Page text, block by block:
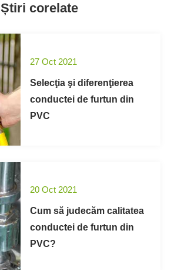
Știri corelate
27 Oct 2021
Selecţia şi diferenţierea
conductei de furtun din
PVC
20 Oct 2021
Cum să judecăm calitatea
conductei de furtun din
PVC?